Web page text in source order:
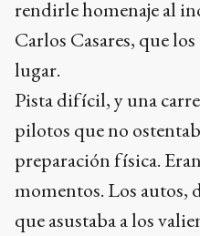
rendirle homenaje al
Carlos Casares, que
lugar.
Pista difícil, y una
pilotos que no
preparación física.
momentos. Los autos,
que asustaba a los